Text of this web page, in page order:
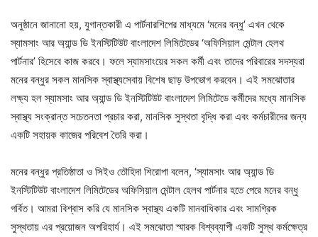
অনুষ্ঠানে জানানো হয়, যুগান্তকারী এ পার্টনারশিপের মাধ্যমে ‘মনের বন্ধু’ এখন থেকে
স্যামসাং আর অ্যান্ড ডি ইনস্টিটিউট বাংলাদেশ লিমিটেডের ‘অফিসিয়াল মেন্টাল হেলথ
পার্টনার’ হিসেবে কাজ করবে। ফলে স্যামসাংয়ের সকল কর্মী এবং তাদের পরিবারের সদস্যরা
মনের বন্ধুর সকল মানসিক স্বাস্থ্যসেবায় বিশেষ ছাড় উপভোগ করবেন। এই সমঝোতার
লক্ষ্য হল স্যামসাং আর অ্যান্ড ডি ইনস্টিটিউট বাংলাদেশ লিমিটেডে কর্মীদের মধ্যে মানসিক
স্বাস্থ্য সংক্রান্ত সচেতনতা প্রচার করা, মানসিক সুস্থতা বৃদ্ধি করা এবং কর্মচারীদের জন্য
একটি সহায়ক কাজের পরিবেশ তৈরি করা।
মনের বন্ধুর প্রতিষ্ঠাতা ও সিইও তৌহিদা শিরোপা বলেন, ‘স্যামসাং আর অ্যান্ড ডি
ইনস্টিটিউট বাংলাদেশ লিমিটেডের অফিসিয়াল মেন্টাল হেলথ পার্টনার হতে পেরে মনের বন্ধু
গর্বিত। আমরা বিশ্বাস করি যে মানসিক স্বাস্থ্য একটি মানবাধিকার এবং সামগ্রিক
সুস্থতায় এর প্রয়োজন অপরিহার্য। এই সমঝোতা স্মারক বিশ্বব্যাপী একটি সুস্থ কর্মক্ষেত্র